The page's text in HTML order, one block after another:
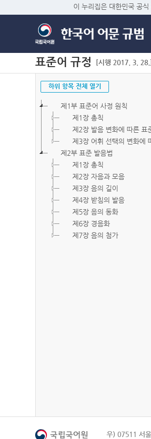
이 누리집은 대한민국 공
표준어 규정 [시행 2017. 3.
하위 항목 전체 열기
제1부 표준어 사정 원칙
제1장 총칙
제2장 발음 변화에 따른 표
제3장 어휘 선택의 변화에
제2부 표준 발음법
제1장 총칙
제2장 자음과 모음
제3장 음의 길이
제4장 받침의 발음
제5장 음의 동화
제6장 경음화
제7장 음의 첨가
우) 07511 서